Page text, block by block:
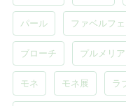
パール ファベルフ
ブローチ プルメリア
モネ モネ展 ラ